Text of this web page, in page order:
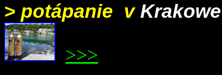
> potápanie v
>>>